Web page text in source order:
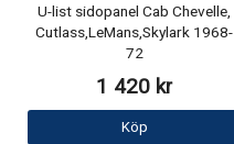
U-list sidopanel Cab Chevelle,
Cutlass,LeMans,Skylark 1968-
72
1 420 kr
Köp